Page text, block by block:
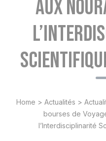
aux
Home > Actualités >
bourses de
l’Interdisciplinarité